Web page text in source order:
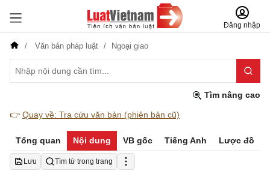
Đăng nhập
Văn bản pháp luật Ngoại giao
Tìm nâng cao
👉 Quay về: Tra cứu văn bản (phiên bản cũ)
Tổng quan Nội dung VB gốc Tiếng Anh Lược đồ
Lưu Tìm từ trong trang